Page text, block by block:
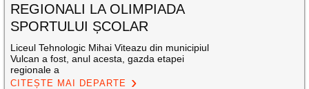
REGIONALI LA OLIMPIADA
SPORTULUI ȘCOLAR
Liceul Tehnologic Mihai Viteazu din municipiul
Vulcan a fost, anul acesta, gazda etapei
regionale a
CITEȘTE MAI DEPARTE